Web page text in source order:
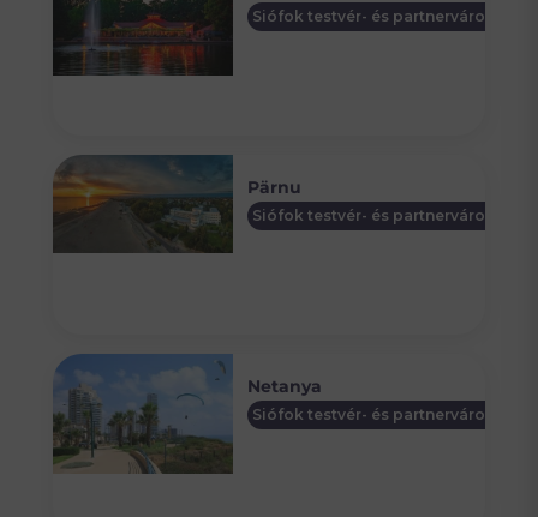
Siófok testvér- és partnervárosai
Pärnu
Siófok testvér- és partnervárosai
Netanya
Siófok testvér- és partnervárosai